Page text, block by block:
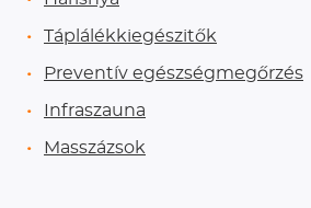
Táplálékkiegészitők
Preventív egészségmegőrzés
Infraszauna
Masszázsok